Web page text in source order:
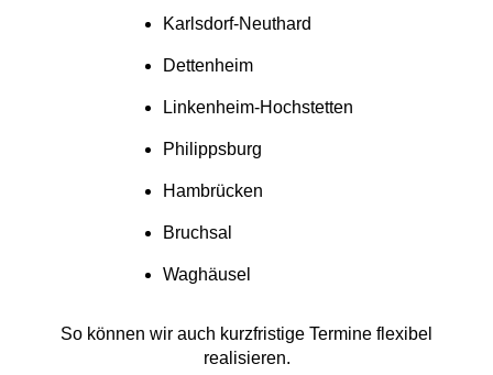
Karlsdorf-Neuthard
Dettenheim
Linkenheim-Hochstetten
Philippsburg
Hambrücken
Bruchsal
Waghäusel
So können wir auch kurzfristige Termine flexibel
realisieren.